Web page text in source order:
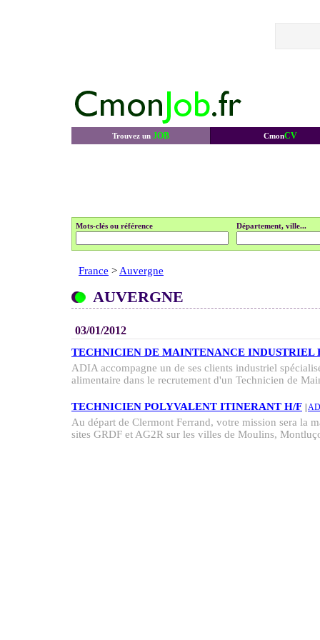
Trouvez un JOB CmonCV
Mots-clés ou référence Département, ville...
France > Auvergne
AUVERGNE
03/01/2012
TECHNICIEN DE MAINTENANCE INDUSTRIEL
ADIA accompagne un de ses clients industriel
alimentaire dans le recrutement d'un Technicien de
TECHNICIEN POLYVALENT ITINERANT H/F
Au départ de Clermont Ferrand, votre mission sera la
sites GRDF et AG2R sur les villes de Moulins,